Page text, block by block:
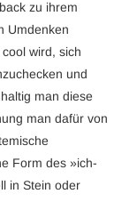
zu ihrem
Umdenken
wird, sich
und
man diese
man dafür von
Form des »ich-
in Stein oder